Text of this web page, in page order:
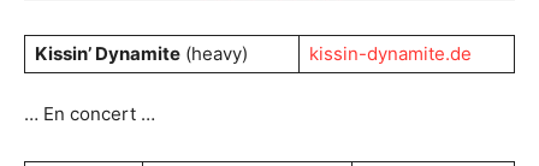
Kissin’ Dynamite (heavy) kissin-dynamite.de
… En concert …